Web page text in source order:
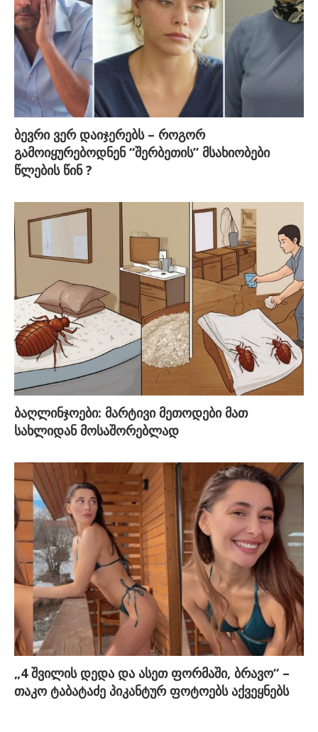
ბევრი ვერ დაიჯერებს – როგორ
გამოიყურებოდნენ “შერბეთის” მსახიობები
წლების წინ ?
ბაღლინჯოები: მარტივი მეთოდები მათ
სახლიდან მოსაშორებლად
„4 შვილის დედა და ასეთ ფორმაში, ბრავო“ –
თაკო ტაბატაძე პიკანტურ ფოტოებს აქვეყნებს